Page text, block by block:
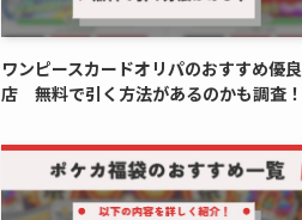
ワンピースカードオリパのおすすめ優良
店 無料で引く方法があるのかも調査！